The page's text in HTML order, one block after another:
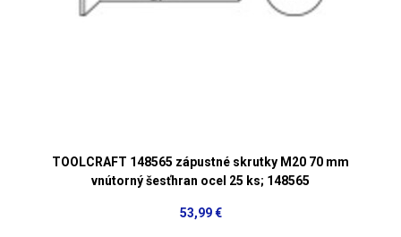
TOOLCRAFT 148565 zápustné skrutky M20 70 mm
vnútorný šesťhran ocel 25 ks; 148565
53,99 €